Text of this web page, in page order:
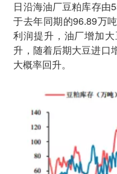
日沿海油厂豆粕库存由
于去年同期的96.89万
利润提升，油厂增加
升，随着后期大豆进口
大概率回升。